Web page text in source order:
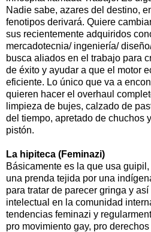
Nadie sabe, azares del destino,
fenotipos derivará. Quiere
sus recientemente adquiridos
mercadotecnia/ ingeniería/
busca aliados en el trabajo para
de éxito y ayudar a que el motor
eficiente. Lo único que va a
quieren hacer el overhaul
limpieza de bujes, calzado de
del tiempo, apretado de chuchos
pistón.
La hipiteca (Feminazi)
Básicamente es la que usa
una prenda tejida por una
para tratar de parecer gringa y
intelectual en la comunidad
tendencias feminazi y
pro movimiento gay, pro